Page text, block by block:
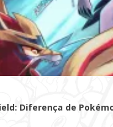
Diferença de